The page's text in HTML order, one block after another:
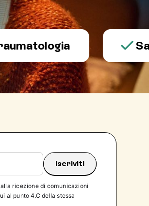
Salute
ricezione di comunicazioni
al punto 4.C della stessa